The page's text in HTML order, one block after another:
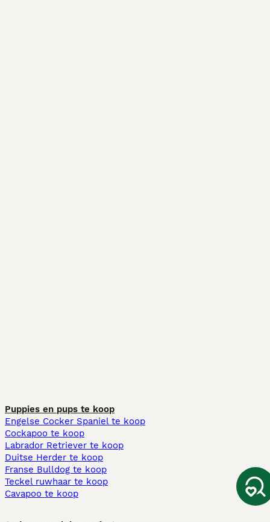
Puppies en pups te koop
Engelse Cocker Spaniel te koop
Cockapoo te koop
Labrador Retriever te koop
Duitse Herder te koop
Franse Bulldog te koop
Teckel ruwhaar te koop
Cavapoo te koop